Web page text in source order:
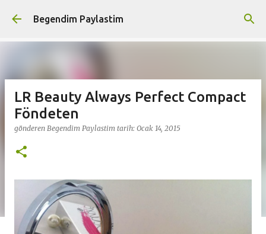
Ana içeriğe atla
Begendim Paylastim
LR Beauty Always Perfect Compact
Föndeten
gönderen Begendim Paylastim tarih: Ocak 14, 2015